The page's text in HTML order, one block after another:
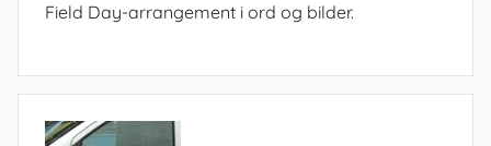
Field Day-arrangement i ord og bilder.